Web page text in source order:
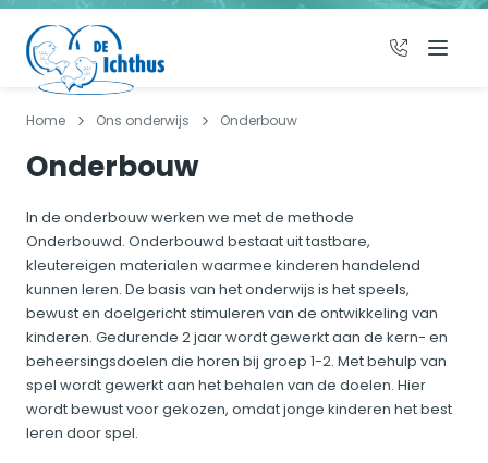
Menu
036 - 533
Home Ons onderwijs Onderbouw
Onderbouw
In de onderbouw werken we met de methode
Onderbouwd. Onderbouwd bestaat uit tastbare,
kleutereigen materialen waarmee kinderen handelend
kunnen leren. De basis van het onderwijs is het speels,
bewust en doelgericht stimuleren van de ontwikkeling van
kinderen. Gedurende 2 jaar wordt gewerkt aan de kern- en
beheersingsdoelen die horen bij groep 1-2. Met behulp van
spel wordt gewerkt aan het behalen van de doelen. Hier
wordt bewust voor gekozen, omdat jonge kinderen het best
leren door spel.